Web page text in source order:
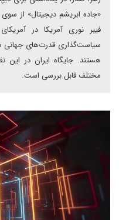
فیبر نوری آمریکا در
سیاست‌گذاری قدرت‌های جهانی
هستند. جایگاه ایران در
مختلف قابل بررسی است.